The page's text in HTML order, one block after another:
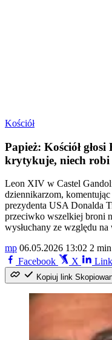
Kościół
Papież: Kościół
krytykuje, niech robi
Leon XIV w Castel
dziennikarzom,
prezydenta USA Donalda
przeciwko wszelkiej broni
wysłuchany ze względu na
mp 06.05.2026 13:02 2
Facebook
X
Kopiuj link